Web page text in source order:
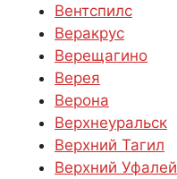
Вентспилс
Веракрус
Верещагино
Верея
Верона
Верхнеуральск
Верхний Тагил
Верхний Уфалей